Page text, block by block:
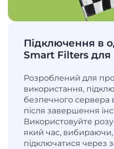
Підключення в
Smart Filters для
Розроблений для
використання,
безпечного сервера
після завершення
Використовуйте
який час, вибираючи,
підключатися через